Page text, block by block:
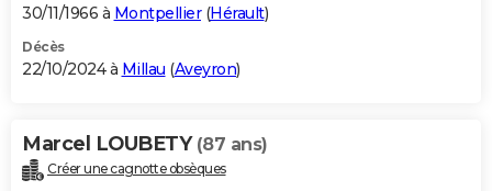
30/11/1966 à Montpellier(Hérault)
Décès
22/10/2024 à Millau (Aveyron)
Marcel LOUBETY (87 ans)
Créer une cagnotte obsèques